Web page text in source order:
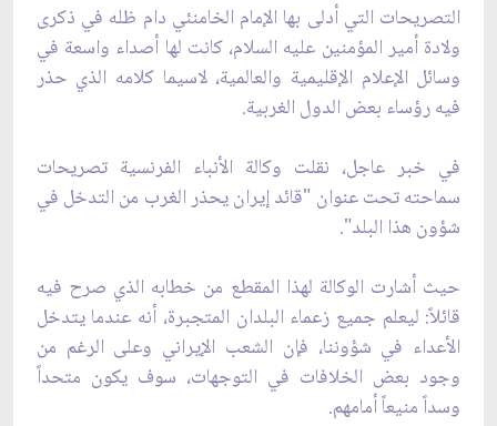
التصريحات التي أدلى بها الإمام الخامنئي دام ظله في ذكرى
ولادة أمير المؤمنين عليه السلام، كانت لها أصداء واسعة في
وسائل الإعلام الإقليمية والعالمية، لاسيما كلامه الذي حذر
فيه رؤساء بعض الدول الغربية.
في خبر عاجل، نقلت وكالة الأنباء الفرنسية تصريحات
سماحته تحت عنوان "قائد إيران يحذر الغرب من التدخل في
شؤون هذا البلد".
حيث أشارت الوكالة لهذا المقطع من خطابه الذي صرح فيه
قائلاً: ليعلم جميع زعماء البلدان المتجبرة، أنه عندما يتدخل
الأعداء في شؤوننا، فإن الشعب الإيراني وعلى الرغم من
وجود بعض الخلافات في التوجهات، سوف يكون متحداً
وسداً منيعاً أمامهم.